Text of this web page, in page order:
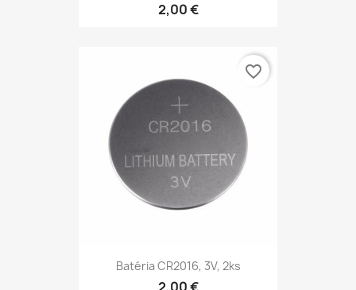
2,00 €
Batéria CR2016, 3V, 2ks
favorite_border